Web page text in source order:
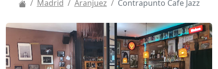
Madrid Aranjuez Contrapunto Cafe Jazz